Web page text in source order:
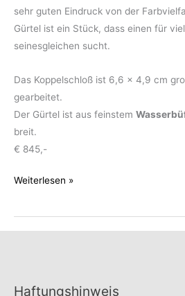
sehr guten Eindruck von der
Gürtel ist ein Stück, dass einen für
seinesgleichen sucht.
Das Koppelschloß ist 6,6 x 4,9 cm
gearbeitet.
Der Gürtel ist aus feinstem
breit.
€ 845,-
Opalgürtel
Weiterlesen »
Haftungshinweis